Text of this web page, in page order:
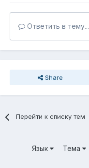
Ответить в тему...
Share
Перейти к списку тем
Язык Тема